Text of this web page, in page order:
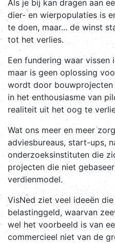
Als je bij kan dragen aan
dier- en wierpopulaties is
te doen, maar... de winst
tot het verlies.
Een fundering waar vissen
maar is geen oplossing
wordt door
in het enthousiasme van
realiteit uit het oog te
Wat ons meer en meer
adviesbureaus, start-ups,
onderzoeksinstituten die
projecten die niet
verdienmodel.
VisNed ziet veel ideeën
belastinggeld, waarvan
wel het voorbeeld is van
commercieel niet van de